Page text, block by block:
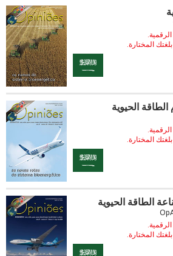
المختارة.
الحيوية
المختارة.
الطاقة الحيوية
المختارة.